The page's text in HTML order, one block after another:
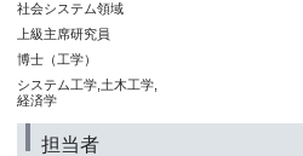
社会システム領域
上級主席研究員
博士（工学）
システム工学,土木工学,
経済学
担当者